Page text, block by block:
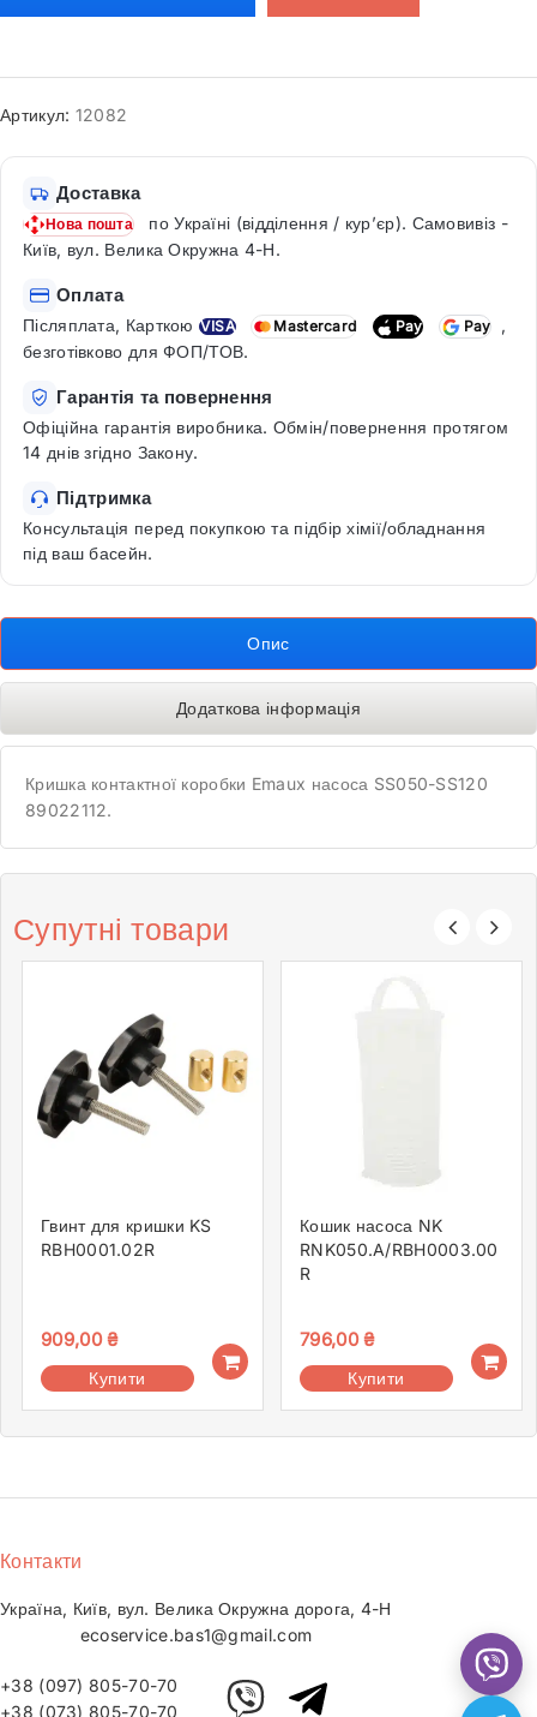
Артикул: 12082
Доставка
Нова пошта
по Україні (відділення / кур’єр). Самовивіз -
Київ, вул. Велика Окружна 4-Н.
Оплата
Післяплата, Карткою VISA Mastercard Pay Pay
,
безготівково для ФОП/ТОВ.
Гарантія та повернення
Офіційна гарантія виробника. Обмін/повернення протягом
14 днів згідно Закону.
Підтримка
Консультація перед покупкою та підбір хімії/обладнання
під ваш басейн.
Опис
Додаткова інформація
Кришка контактної коробки Emaux насоса SS050-SS120
89022112.
Супутні товари
Гвинт для кришки KS
RBH0001.02R
909,00₴
Купити
Кошик насоса NK
RNK050.A/RBH0003.00
R
796,00₴
Купити
Контакти
Україна, Київ, вул. Велика Окружна дорога, 4-Н
ecoservice.bas1@gmail.com
+38 (097) 805-70-70
+38 (073) 805-70-70